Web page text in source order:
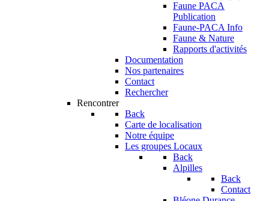
Faune PACA
Publication
Faune-PACA Info
Faune & Nature
Rapports d'activités
Documentation
Nos partenaires
Contact
Rechercher
Rencontrer
Back
Carte de localisation
Notre équipe
Les groupes Locaux
Back
Alpilles
Back
Contact